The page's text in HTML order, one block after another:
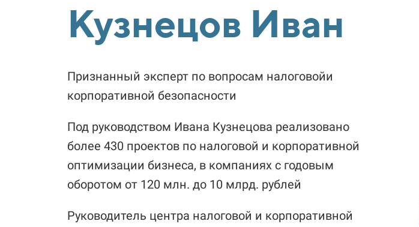
Кузнецов Иван
Признанный эксперт по вопросам налоговойи
корпоративной безопасности
Под руководством Ивана Кузнецова реализовано
более 430 проектов по налоговой и корпоративной
оптимизации бизнеса, в компаниях с годовым
оборотом от 120 млн. до 10 млрд. рублей
Руководитель центра налоговой и корпоративной